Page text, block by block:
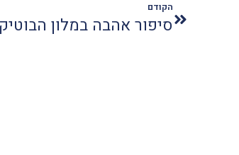
הקודם
סיפור אהבה במלון